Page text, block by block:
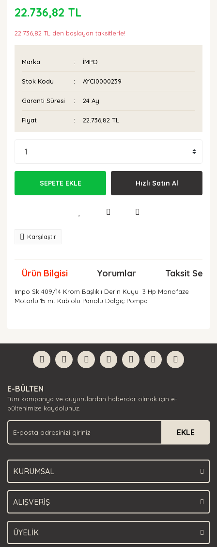
22.736,82 TL
22.736,82 TL den başlayan taksitlerle!
Marka İMPO
Stok Kodu AYCI0000239
Garanti Süresi 24 Ay
Fiyat 22.736,82 TL
SEPETE EKLE Hızlı Satın Al
Karşılaştır
Ürün Bilgisi Yorumlar Taksit
Impo Sk 409/14 Krom Başlıklı Derin Kuyu 3 Hp Monofaze
Motorlu 15 mt Kablolu Panolu Dalgıç Pompa
Yorum Yaz
formunu kullanarak tarafımıza iletebilirsiniz.
Görüş ve önerileriniz için teşekkür ederiz.
Ürün açıklamasında eksik bilgiler bulunuyor.
Ürün bilgilerinde hatalar bulunuyor.
Ürün fiyatı diğer sitelerden daha pahalı.
Bu ürüne benzer farklı alternatifler olmalı.
E-BÜLTEN
Tüm kampanya ve duyurulardan haberdar olmak için e-
bültenimize kaydolunuz.
EKLE
KURUMSAL
ALIŞVERİŞ
ÜYELİK